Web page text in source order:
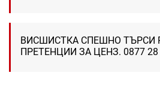
ВИСШИСТКА СПЕШНО ТЪРСИ
ПРЕТЕНЦИИ ЗА ЦЕНЗ. 0877 28